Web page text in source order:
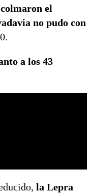
el
no pudo con
a los 43
la Lepra